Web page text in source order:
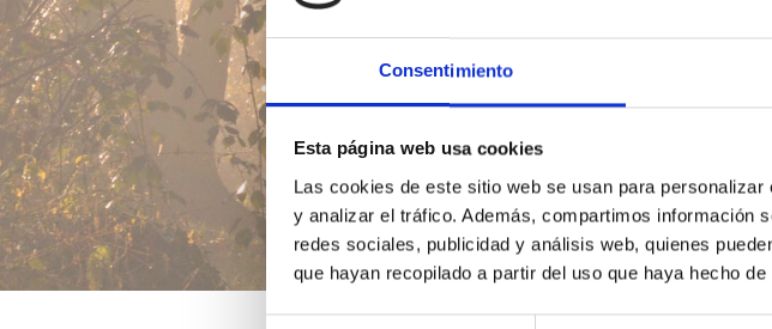
Consentimiento
Esta página web usa cookies
Las cookies de este sitio web se usan para
y analizar el tráfico. Además, compartimos información
redes sociales, publicidad y análisis web, quienes
que hayan recopilado a partir del uso que haya hecho